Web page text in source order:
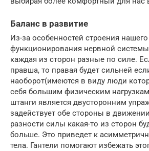
Баланс в развитие
Из-за особенностей строения нашего
функционирования нервной
каждая из сторон разные по силе.
правша, то правая будет сильней
наоборот(имеются в виду люди
себя большим физическим
штанги является двусторонним
задействует обе стороны в
разности силы какая-то из сторон
больше. Это приведет к
тела. Гантели помогают избежать